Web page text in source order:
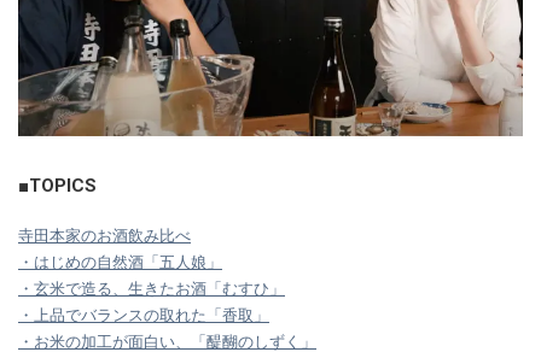
■TOPICS
寺田本家のお酒飲み比べ
・はじめの自然酒「五人娘」
・玄米で造る、生きたお酒「むすひ」
・上品でバランスの取れた「香取」
・お米の加工が面白い、「醍醐のしずく」